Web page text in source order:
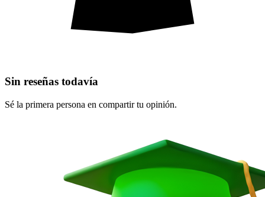
Sin reseñas todavía
Sé la primera persona en compartir tu opinión.